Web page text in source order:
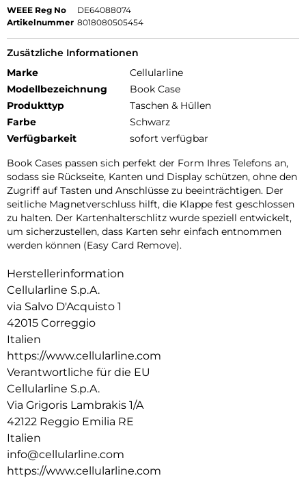
WEEE Reg No
DE64088074
Artikelnummer 8018080505454
Zusätzliche Informationen
Marke
Cellularline
Modellbezeichnung
Book Case
Produkttyp
Taschen & Hüllen
Farbe
Schwarz
Verfügbarkeit
sofort verfügbar
Book Cases passen sich perfekt der Form Ihres Telefons an,
sodass sie Rückseite, Kanten und Display schützen, ohne den
Zugriff auf Tasten und Anschlüsse zu beeinträchtigen. Der
seitliche Magnetverschluss hilft, die Klappe fest geschlossen
zu halten. Der Kartenhalterschlitz wurde speziell entwickelt,
um sicherzustellen, dass Karten sehr einfach entnommen
werden können (Easy Card Remove).
Herstellerinformation
Cellularline S.p.A.
via Salvo D'Acquisto 1
42015 Correggio
Italien
https://www.cellularline.com
Verantwortliche für die EU
Cellularline S.p.A.
Via Grigoris Lambrakis 1/A
42122 Reggio Emilia RE
Italien
info@cellularline.com
https://www.cellularline.com